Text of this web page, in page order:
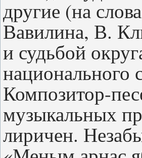
другие (на
Вавилина, В.
и судьбой
национального
Композитор-
музыкальных
лиричен.